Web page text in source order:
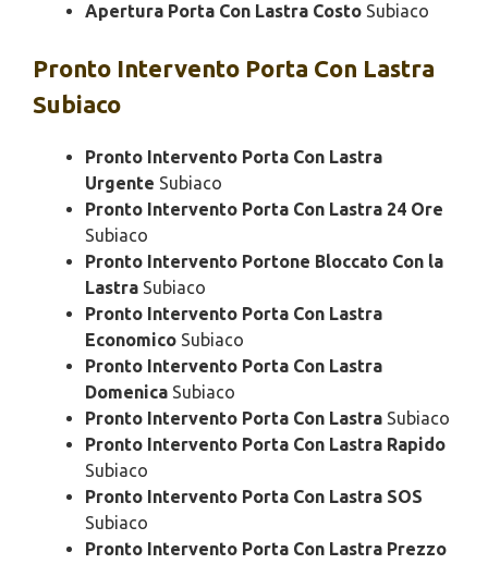
Apertura Porta Con Lastra Costo Subiaco
Pronto Intervento Porta Con Lastra
Subiaco
Pronto Intervento Porta Con Lastra
Urgente Subiaco
Pronto Intervento Porta Con Lastra 24 Ore
Subiaco
Pronto Intervento Portone Bloccato Con la
Lastra Subiaco
Pronto Intervento Porta Con Lastra
Economico Subiaco
Pronto Intervento Porta Con Lastra
Domenica Subiaco
Pronto Intervento Porta Con Lastra Subiaco
Pronto Intervento Porta Con Lastra Rapido
Subiaco
Pronto Intervento Porta Con Lastra SOS
Subiaco
Pronto Intervento Porta Con Lastra Prezzo